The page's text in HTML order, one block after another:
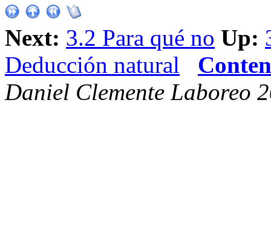
Next: 3.2 Para qué no Up:
Deducción natural
Daniel Clemente Laboreo